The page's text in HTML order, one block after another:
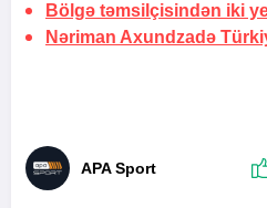
Bölgə təmsilçisindən iki
Nəriman Axundzadə
APA Sport